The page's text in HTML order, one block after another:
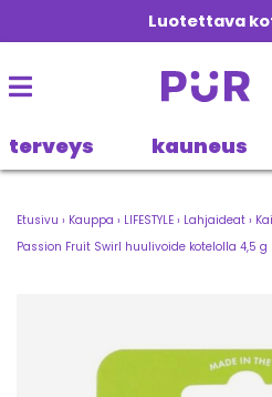
Luotettava
terveys kauneus
Etusivu › Kauppa › LIFESTYLE › Lahjaideat ›
Passion Fruit Swirl huulivoide kotelolla 4,5 g